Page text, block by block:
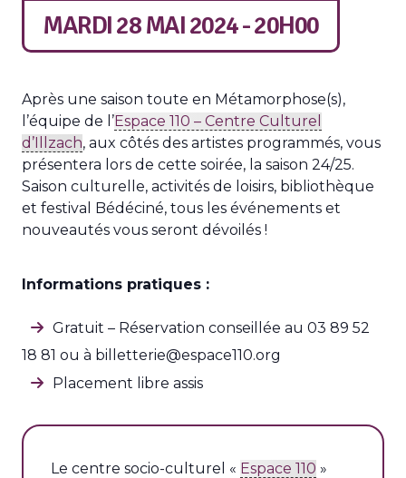
MARDI 28 MAI 2024 - 20H00
Après une saison toute en Métamorphose(s),
l’équipe de l’Espace 110 – Centre Culturel
d’Illzach, aux côtés des artistes programmés, vous
présentera lors de cette soirée, la saison 24/25.
Saison culturelle, activités de loisirs, bibliothèque
et festival Bédéciné, tous les événements et
nouveautés vous seront dévoilés !
Informations pratiques :
Gratuit – Réservation conseillée au 03 89 52
18 81 ou à billetterie@espace110.org
Placement libre assis
Le centre socio-culturel « Espace 110 »